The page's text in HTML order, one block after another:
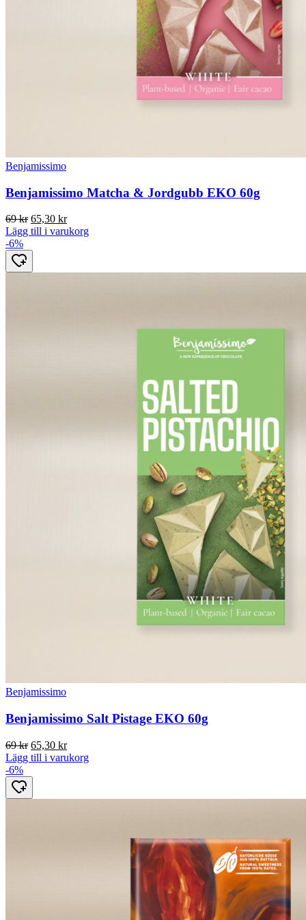
Benjamissimo
Benjamissimo Matcha & Jordgubb EKO 60g
69kr Det
ursprungliga
var:
65,30 krDet
nuvarande
Lägg till i varukorg
-6%
Benjamissimo
Benjamissimo Salt Pistage EKO 60g
69kr Det
ursprungliga
var:
65,30 krDet
nuvarande
Lägg till i varukorg
-6%